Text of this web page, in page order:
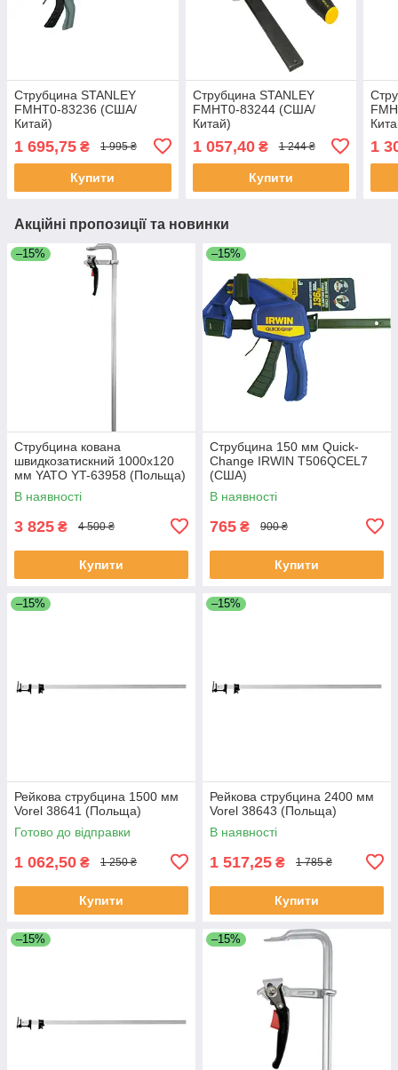
Струбцина STANLEY
FMHT0-83236 (США/
Китай)
1 695,75 ₴ 1 995 ₴
Купити
Струбцина STANLEY
FMHT0-83244 (США/
Китай)
1 057,40₴ 1 244 ₴
Купити
1
Акційні пропозиції та новинки
–15%
Струбцина кована
швидкозатискний 1000х120
мм YATO YT-63958 (Польща)
В наявності
3 825 ₴ 4 500 ₴
Купити
–15%
Струбцина 150 мм Quick-
Change IRWIN T506QCEL7
(США)
В наявності
765 ₴ 900 ₴
Купити
–15%
Рейкова струбцина 1500 мм
Vorel 38641 (Польща)
Готово до відправки
1 062,50 ₴ 1 250 ₴
Купити
–15%
Рейкова струбцина 2400 мм
Vorel 38643 (Польща)
В наявності
1 517,25 ₴ 1 785 ₴
Купити
–15% –15%